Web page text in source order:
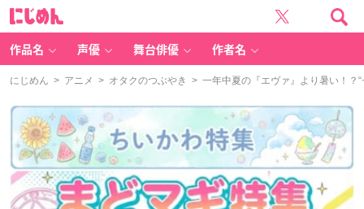
作品名 声優 舞台俳優 作者名
にじめん > アニメ > オタクのつぶやき > 一年中夏の『エヴァ』より暑い！？